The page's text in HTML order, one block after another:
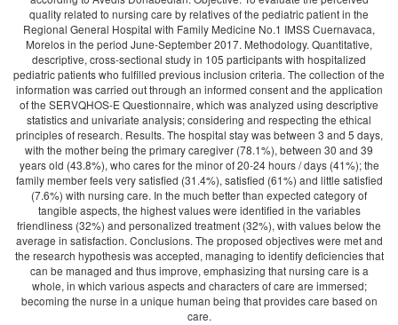
quality related to nursing care by relatives of the pediatric patient in the
Regional General Hospital with Family Medicine No.1 IMSS Cuernavaca,
Morelos in the period June-September 2017. Methodology. Quantitative,
descriptive, cross-sectional study in 105 participants with hospitalized
pediatric patients who fulfilled previous inclusion criteria. The collection of the
information was carried out through an informed consent and the application
of the SERVQHOS-E Questionnaire, which was analyzed using descriptive
statistics and univariate analysis; considering and respecting the ethical
principles of research. Results. The hospital stay was between 3 and 5 days,
with the mother being the primary caregiver (78.1%), between 30 and 39
years old (43.8%), who cares for the minor of 20-24 hours / days (41%); the
family member feels very satisfied (31.4%), satisfied (61%) and little satisfied
(7.6%) with nursing care. In the much better than expected category of
tangible aspects, the highest values were identified in the variables
friendliness (32%) and personalized treatment (32%), with values below the
average in satisfaction. Conclusions. The proposed objectives were met and
the research hypothesis was accepted, managing to identify deficiencies that
can be managed and thus improve, emphasizing that nursing care is a
whole, in which various aspects and characters of care are immersed;
becoming the nurse in a unique human being that provides care based on
care.